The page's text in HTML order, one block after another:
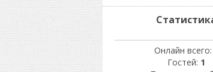
Онлайн всего:
Гостей: 1